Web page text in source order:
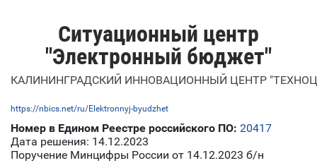
Ситуационный центр
"Электронный бюджет"
КАЛИНИНГРАДСКИЙ ИННОВАЦИОННЫЙ ЦЕНТР
https://nbics.net/ru/Elektronnyj-byudzhet
Номер в Едином Реестре российского ПО: 20417
Дата решения: 14.12.2023
Поручение Минцифры России от 14.12.2023 б/н